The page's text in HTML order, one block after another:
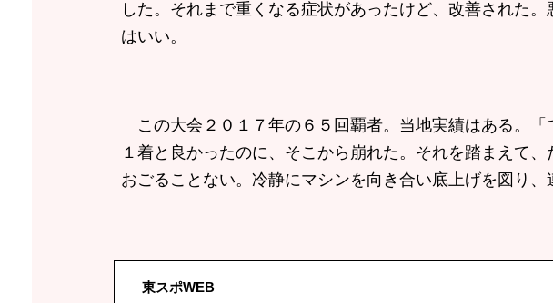
した。それまで重くなる症状があったけど、改善された
はいい。
この大会２０１７年の６５回覇者。当地実績はある。「
１着と良かったのに、そこから崩れた。それを踏まえて
おごることない。冷静にマシンを向き合い底上げを図り、
東スポWEB